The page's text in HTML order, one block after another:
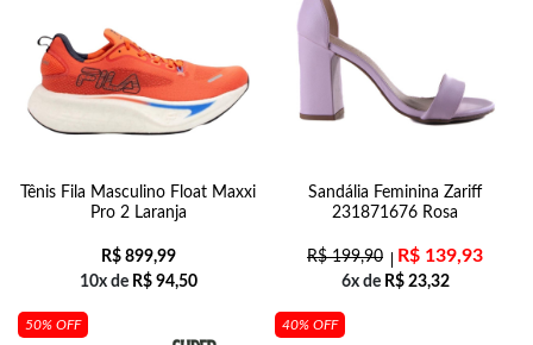
Tênis Fila Masculino Float Maxxi
Pro 2 Laranja
R$899,99
10x de R$94,50
Sandália Feminina Zariff
231871676 Rosa
R$199,90 R$ 139,93
6x de R$23,32
50% OFF 40% OFF